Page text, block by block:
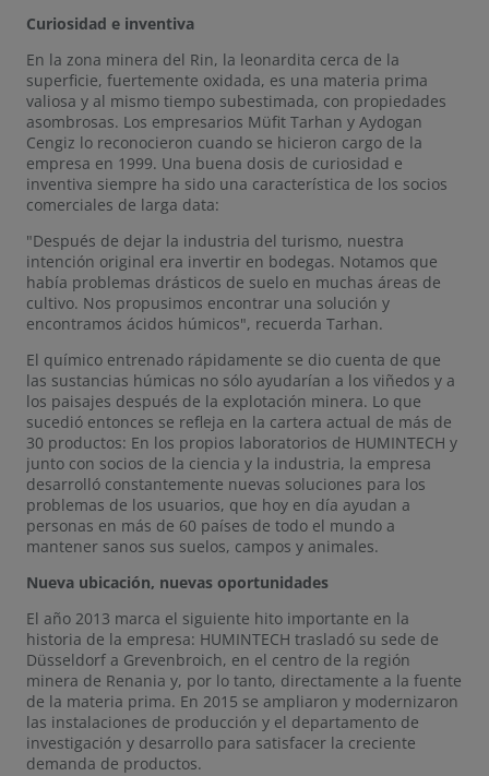
Curiosidad e inventiva
En la zona minera del Rin, la leonardita cerca de la
superficie, fuertemente oxidada, es una materia prima
valiosa y al mismo tiempo subestimada, con propiedades
asombrosas. Los empresarios Müfit Tarhan y Aydogan
Cengiz lo reconocieron cuando se hicieron cargo de la
empresa en 1999. Una buena dosis de curiosidad e
inventiva siempre ha sido una característica de los socios
comerciales de larga data:
"Después de dejar la industria del turismo, nuestra
intención original era invertir en bodegas. Notamos que
había problemas drásticos de suelo en muchas áreas de
cultivo. Nos propusimos encontrar una solución y
encontramos ácidos húmicos", recuerda Tarhan.
El químico entrenado rápidamente se dio cuenta de que
las sustancias húmicas no sólo ayudarían a los viñedos y a
los paisajes después de la explotación minera. Lo que
sucedió entonces se refleja en la cartera actual de más de
30 productos: En los propios laboratorios de HUMINTECH y
junto con socios de la ciencia y la industria, la empresa
desarrolló constantemente nuevas soluciones para los
problemas de los usuarios, que hoy en día ayudan a
personas en más de 60 países de todo el mundo a
mantener sanos sus suelos, campos y animales.
Nueva ubicación, nuevas oportunidades
El año 2013 marca el siguiente hito importante en la
historia de la empresa: HUMINTECH trasladó su sede de
Düsseldorf a Grevenbroich, en el centro de la región
minera de Renania y, por lo tanto, directamente a la fuente
de la materia prima. En 2015 se ampliaron y modernizaron
las instalaciones de producción y el departamento de
investigación y desarrollo para satisfacer la creciente
demanda de productos.